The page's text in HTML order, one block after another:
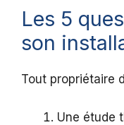
Les 5
son
Tout propriétaire
Une étude